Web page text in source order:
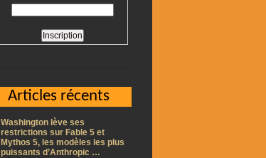
Articles récents
Washington lève ses
restrictions sur Fable 5 et
Mythos 5, les modèles les plus
puissants d’Anthropic …